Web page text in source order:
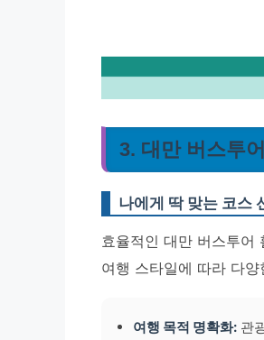
3. 대만 버스투
나에게 딱 맞는 코스
효율적인 대만 버스투어
여행 스타일에 따라 다
여행 목적 명확화: 관